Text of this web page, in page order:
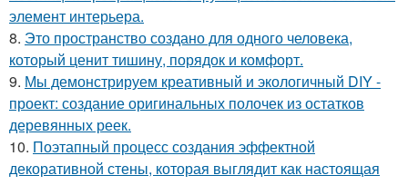
элемент интерьера.
8. Это пространство создано для одного человека,
который ценит тишину, порядок и комфорт.
9. Мы демонстрируем креативный и экологичный DIY -
проект: создание оригинальных полочек из остатков
деревянных реек.
10. Поэтапный процесс создания эффектной
декоративной стены, которая выглядит как настоящая